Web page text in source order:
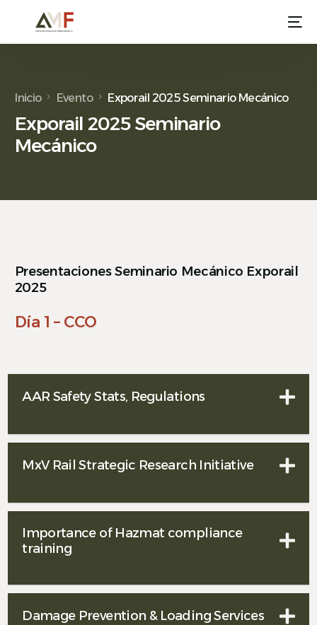
Inicio Evento Exporail 2025 Seminario Mecánico
Exporail 2025 Seminario
Mecánico
Presentaciones Seminario Mecánico Exporail
2025
Día 1 – CCO
AAR Safety Stats, Regulations
MxV Rail Strategic Research Initiative
Importance of Hazmat compliance
training
Damage Prevention & Loading Services
Español